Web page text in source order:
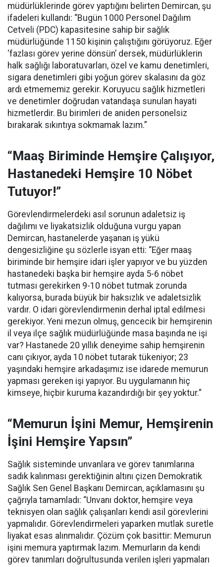
müdürlüklerinde görev yaptığını belirten Demircan, şu
ifadeleri kullandı: “Bugün 1000 Personel Dağılım
Cetveli (PDC) kapasitesine sahip bir sağlık
müdürlüğünde 1150 kişinin çalıştığını görüyoruz. Eğer
‘fazlası görev yerine dönsün’ dersek, müdürlüklerin
halk sağlığı laboratuvarları, özel ve kamu denetimleri,
sigara denetimleri gibi yoğun görev skalasını da göz
ardı etmememiz gerekir. Koruyucu sağlık hizmetleri
ve denetimler doğrudan vatandaşa sunulan hayati
hizmetlerdir. Bu birimleri de aniden personelsiz
bırakarak sıkıntıya sokmamak lazım.”
“Maaş Biriminde Hemşire Çalışıyor,
Hastanedeki Hemşire 10 Nöbet
Tutuyor!”
Görevlendirmelerdeki asıl sorunun adaletsiz iş
dağılımı ve liyakatsizlik olduğuna vurgu yapan
Demircan, hastanelerde yaşanan iş yükü
dengesizliğine şu sözlerle isyan etti: “Eğer maaş
biriminde bir hemşire idari işler yapıyor ve bu yüzden
hastanedeki başka bir hemşire ayda 5-6 nöbet
tutması gerekirken 9-10 nöbet tutmak zorunda
kalıyorsa, burada büyük bir haksızlık ve adaletsizlik
vardır. O idari görevlendirmenin derhal iptal edilmesi
gerekiyor. Yeni mezun olmuş, gencecik bir hemşirenin
il veya ilçe sağlık müdürlüğünde masa başında ne işi
var? Hastanede 20 yıllık deneyime sahip hemşirenin
canı çıkıyor, ayda 10 nöbet tutarak tükeniyor; 23
yaşındaki hemşire arkadaşımız ise idarede memurun
yapması gereken işi yapıyor. Bu uygulamanın hiç
kimseye, hiçbir kuruma kazandırdığı bir şey yoktur.”
“Memurun İşini Memur, Hemşirenin
İşini Hemşire Yapsın”
Sağlık sisteminde unvanlara ve görev tanımlarına
sadık kalınması gerektiğinin altını çizen Demokratik
Sağlık Sen Genel Başkanı Demircan, açıklamasını şu
çağrıyla tamamladı: “Unvanı doktor, hemşire veya
teknisyen olan sağlık çalışanları kendi asil görevlerini
yapmalıdır. Görevlendirmeleri yaparken mutlak suretle
liyakat esas alınmalıdır. Çözüm çok basittir: Memurun
işini memura yaptırmak lazım. Memurların da kendi
görev tanımları doğrultusunda verilen işleri yapmaları